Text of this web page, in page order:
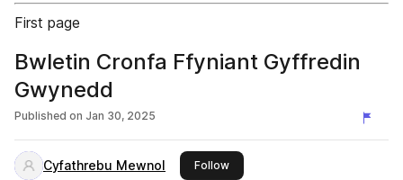
First page
Bwletin Cronfa Ffyniant Gyffredin
Gwynedd
Published on Jan 30, 2025
Cyfathrebu Mewnol Followthis publisher